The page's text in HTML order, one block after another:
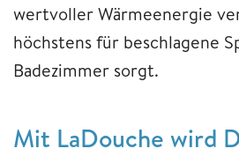
wertvoller Wärmeenergie
höchstens für beschlagene
Badezimmer sorgt.
Mit LaDouche wird